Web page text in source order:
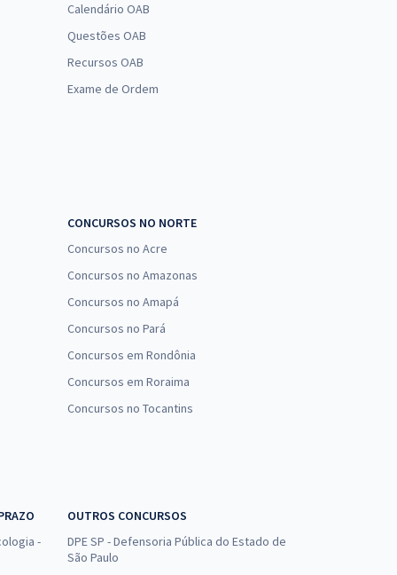
Calendário OAB
Questões OAB
Recursos OAB
Exame de Ordem
CONCURSOS NO NORTE
Concursos no Acre
Concursos no Amazonas
Concursos no Amapá
Concursos no Pará
Concursos em Rondônia
Concursos em Roraima
Concursos no Tocantins
-
OUTROS CONCURSOS
DPE SP - Defensoria Pública do Estado de
São Paulo